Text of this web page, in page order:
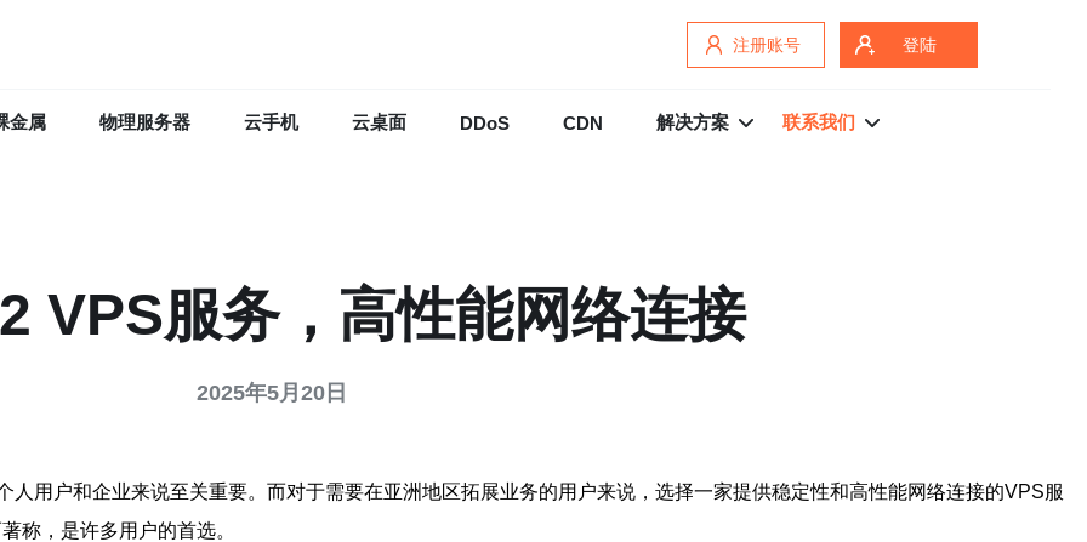
注册账号 登陆
金属 物理服务器 云手机 云桌面 DDoS CDN 解决方案 联系我们
VPS服务，高性能网络连接
2025年5月20日
用户和企业来说至关重要。而对于需要在亚洲地区拓展业务的用户来说，选择一家提供稳定性和高性能网络连接的VPS服
称，是许多用户的首选。